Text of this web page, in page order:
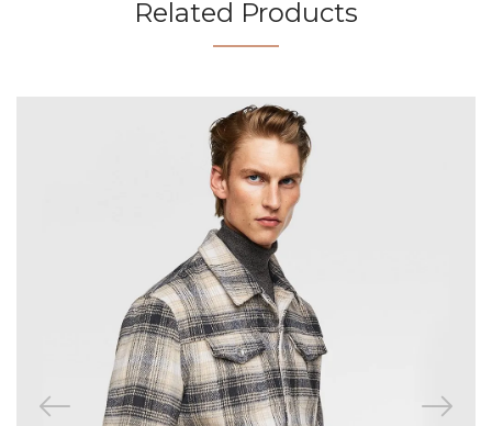
Related Products